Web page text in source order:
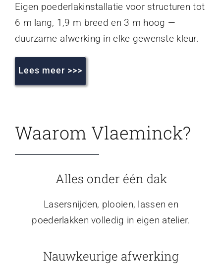
Eigen poederlakinstallatie voor structuren tot
6 m lang, 1,9 m breed en 3 m hoog —
duurzame afwerking in elke gewenste kleur.
Lees meer >>>
Waarom Vlaeminck?
Alles onder één dak
Lasersnijden, plooien, lassen en
poederlakken volledig in eigen atelier.
Nauwkeurige afwerking